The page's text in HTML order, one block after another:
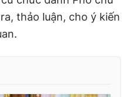
thảo luận, cho ý kiến